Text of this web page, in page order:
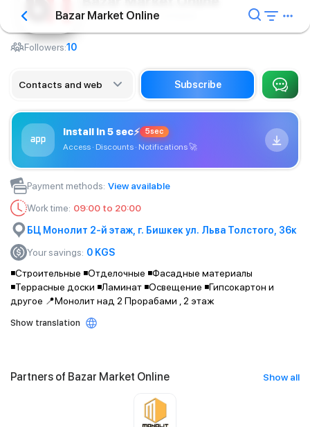
Bazar Market Online
Architectural design company
Followers:10
Contacts and web Subscribe
Install in 5 sec⚡ 5sec
Access · Discounts · Notifications🚀
Payment methods: View available
Work time: 09:00 to 20:00
БЦ Монолит 2-й этаж, г. Бишкек ул. Льва Толстого, 36к
Your savings: 0 KGS
◾️Строительные ◾️Отделочные ◾️Фасадные материалы
◾️Террасные доски ◾️Ламинат ◾️Освещение ◾️Гипсокартон и
другое 📍Монолит над 2 Прорабами , 2 этаж
Show translation
Partners of Bazar Market Online Show all